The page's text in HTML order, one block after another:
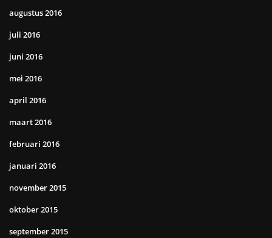
augustus 2016
juli 2016
juni 2016
mei 2016
april 2016
maart 2016
februari 2016
januari 2016
november 2015
oktober 2015
september 2015